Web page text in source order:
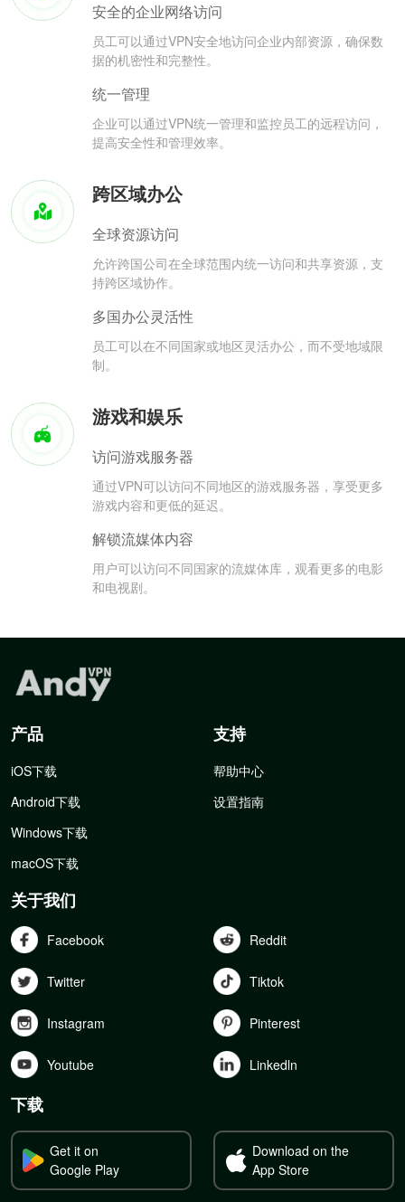
安全的企业网络访问
员工可以通过VPN安全地访问企业内部资源，确保数
据的机密性和完整性。
统一管理
企业可以通过VPN统一管理和监控员工的远程访问，
提高安全性和管理效率。
跨区域办公
全球资源访问
允许跨国公司在全球范围内统一访问和共享资源，支
持跨区域协作。
多国办公灵活性
员工可以在不同国家或地区灵活办公，而不受地域限
制。
游戏和娱乐
访问游戏服务器
通过VPN可以访问不同地区的游戏服务器，享受更多
游戏内容和更低的延迟。
解锁流媒体内容
用户可以访问不同国家的流媒体库，观看更多的电影
和电视剧。
产品
iOS下载
Android下载
Windows下载
macOS下载
支持
帮助中心
设置指南
关于我们
Facebook Reddit
Twitter Tiktok
Instagram Pinterest
Youtube Linkedln
下载
Get it on
Google Play
Download on the
App Store